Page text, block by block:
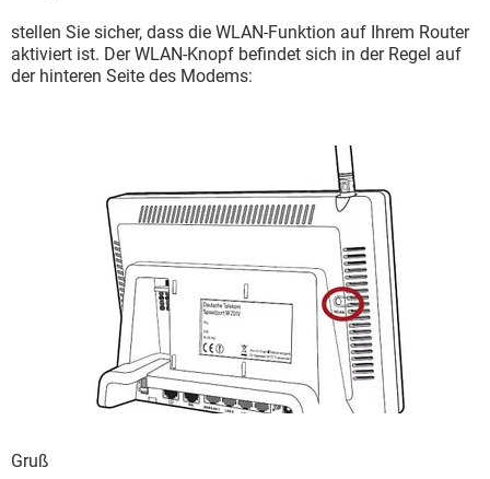
stellen Sie sicher, dass die WLAN-Funktion auf Ihrem Router
aktiviert ist. Der WLAN-Knopf befindet sich in der Regel auf
der hinteren Seite des Modems:
Gruß